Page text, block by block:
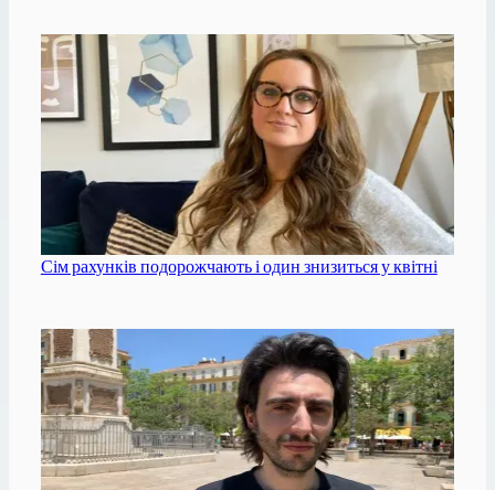
Сім рахунків подорожчають і один знизиться у квітні